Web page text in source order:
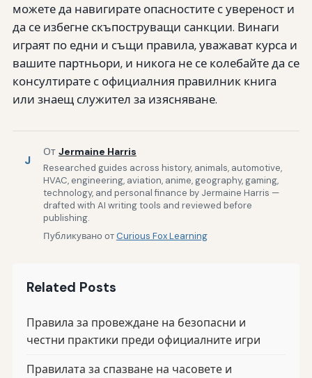
можете да навигирате опасностите с увереност и
да се избегне скъпоструващи санкции. Винаги
играят по едни и същи правила, уважават курса и
вашите партньори, и никога не се колебайте да се
консултирате с официалния правилник книга
или знаещ служител за изясняване.
J
От Jermaine Harris
Researched guides across history, animals, automotive,
HVAC, engineering, aviation, anime, geography, gaming,
technology, and personal finance by Jermaine Harris —
drafted with AI writing tools and reviewed before
publishing.
Публикувано отCurious Fox Learning
Related Posts
Правила за провеждане на безопасни и
честни практики преди официалните игри
Правилата за спазване на часовете и